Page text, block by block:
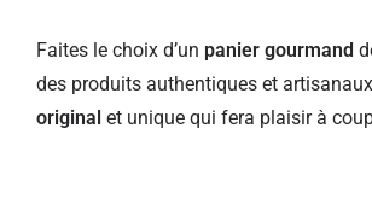
Faites le choix d’un panier gourmand
des produits authentiques et
original et unique qui fera plaisir à